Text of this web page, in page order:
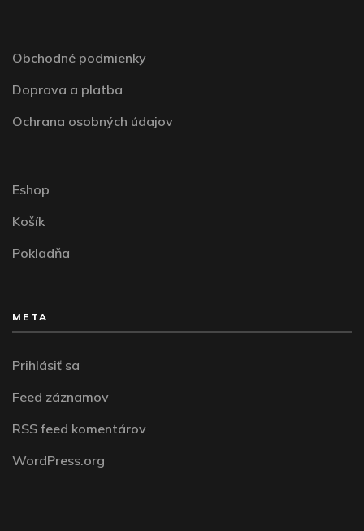
Obchodné podmienky
Doprava a platba
Ochrana osobných údajov
Eshop
Košík
Pokladňa
META
Prihlásiť sa
Feed záznamov
RSS feed komentárov
WordPress.org